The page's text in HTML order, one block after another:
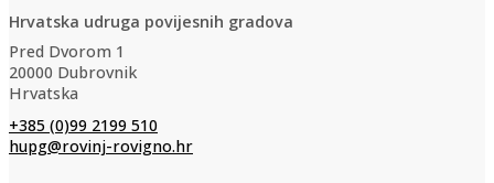
Hrvatska udruga povijesnih gradova
Pred Dvorom 1
20000 Dubrovnik
Hrvatska
+385 (0)99 2199 510
hupg@rovinj-rovigno.hr